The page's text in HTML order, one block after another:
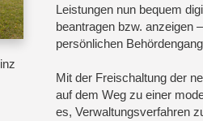
Leistungen nun bequem
beantragen bzw. anzeigen
persönlichen
Mit der Freischaltung der
auf dem Weg zu einer
es, Verwaltungsverfahren